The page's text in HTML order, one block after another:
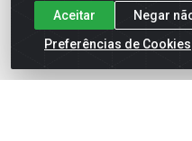
Aceitar
Negar
Preferências de Cookies
Issam Importação e
Paulo/ SP - CEP 03032-